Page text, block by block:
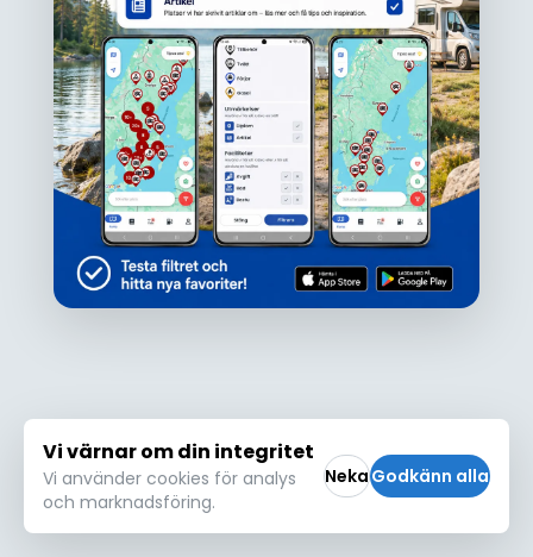
Ojdå!
Den här platsen hittades inte eller kunde
inte läsas in korrekt. Vänligen försök igen
Försök igen
Vi värnar om din integritet
Vi använder cookies för analys
och marknadsföring.
NekaGodkänn alla